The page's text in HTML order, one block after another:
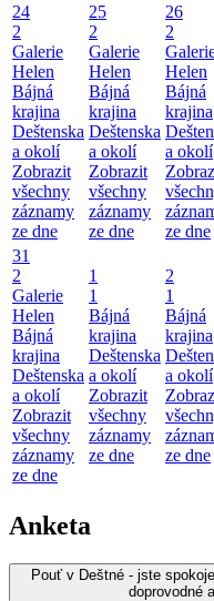
24
2
Galerie
Helen
Bájná
krajina
Deštenska
a okolí
Zobrazit
všechny
záznamy
ze dne
25
2
Galerie
Helen
Bájná
krajina
Deštenska
a okolí
Zobrazit
všechny
záznamy
ze dne
26
2
Helen
Bájná
krajina
a okolí
ze dne
31
2
Galerie
Helen
Bájná
krajina
Deštenska
a okolí
Zobrazit
všechny
záznamy
ze dne
1
1
Bájná
krajina
Deštenska
a okolí
Zobrazit
všechny
záznamy
ze dne
2
1
Bájná
krajina
a okolí
ze dne
Anketa
Pouť v Deštné - jste
doprovodné